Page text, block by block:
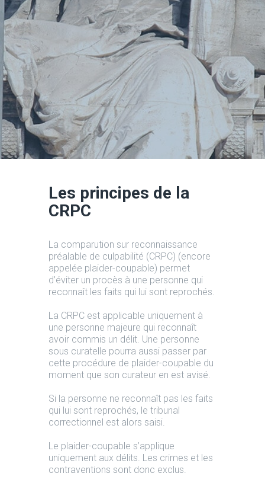
Les principes de la
CRPC
La comparution sur reconnaissance
préalable de culpabilité (CRPC) (encore
appelée plaider-coupable) permet
d’éviter un procès à une personne qui
reconnaît les faits qui lui sont reprochés.
La CRPC est applicable uniquement à
une personne majeure qui reconnaît
avoir commis un délit. Une personne
sous curatelle pourra aussi passer par
cette procédure de plaider-coupable du
moment que son curateur en est avisé.
Si la personne ne reconnaît pas les faits
qui lui sont reprochés, le tribunal
correctionnel est alors saisi.
Le plaider-coupable s’applique
uniquement aux délits. Les crimes et les
contraventions sont donc exclus.